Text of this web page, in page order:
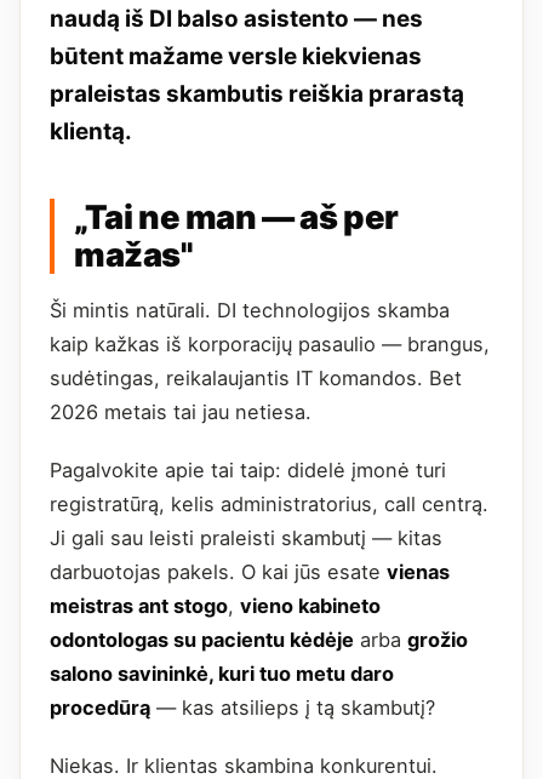
naudą iš DI balso asistento — nes
būtent mažame versle kiekvienas
praleistas skambutis reiškia prarastą
klientą.
„Tai ne man — aš per
mažas"
Ši mintis natūrali. DI technologijos skamba
kaip kažkas iš korporacijų pasaulio — brangus,
sudėtingas, reikalaujantis IT komandos. Bet
2026 metais tai jau netiesa.
Pagalvokite apie tai taip: didelė įmonė turi
registratūrą, kelis administratorius, call centrą.
Ji gali sau leisti praleisti skambutį — kitas
darbuotojas pakels. O kai jūs esate vienas
meistras ant stogo, vieno kabineto
odontologas su pacientu kėdėje arba grožio
salono savininkė, kuri tuo metu daro
procedūrą — kas atsilieps į tą skambutį?
Niekas. Ir klientas skambina konkurentui.